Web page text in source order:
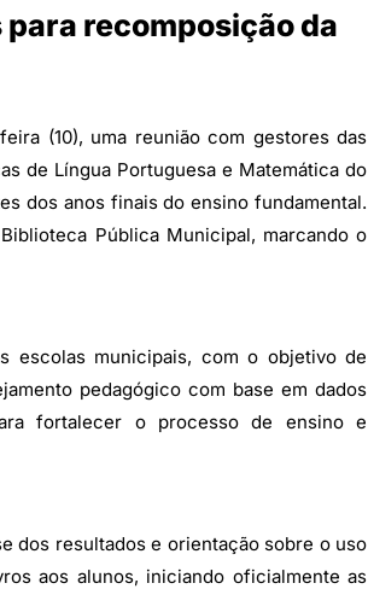
recomposição da
(10), uma reunião com gestores das
de Língua Portuguesa e Matemática do
dos anos finais do ensino fundamental.
Pública Municipal, marcando o
escolas municipais, com o objetivo de
pedagógico com base em dados
fortalecer o processo de ensino e
dos resultados e orientação sobre o uso
aos alunos, iniciando oficialmente as